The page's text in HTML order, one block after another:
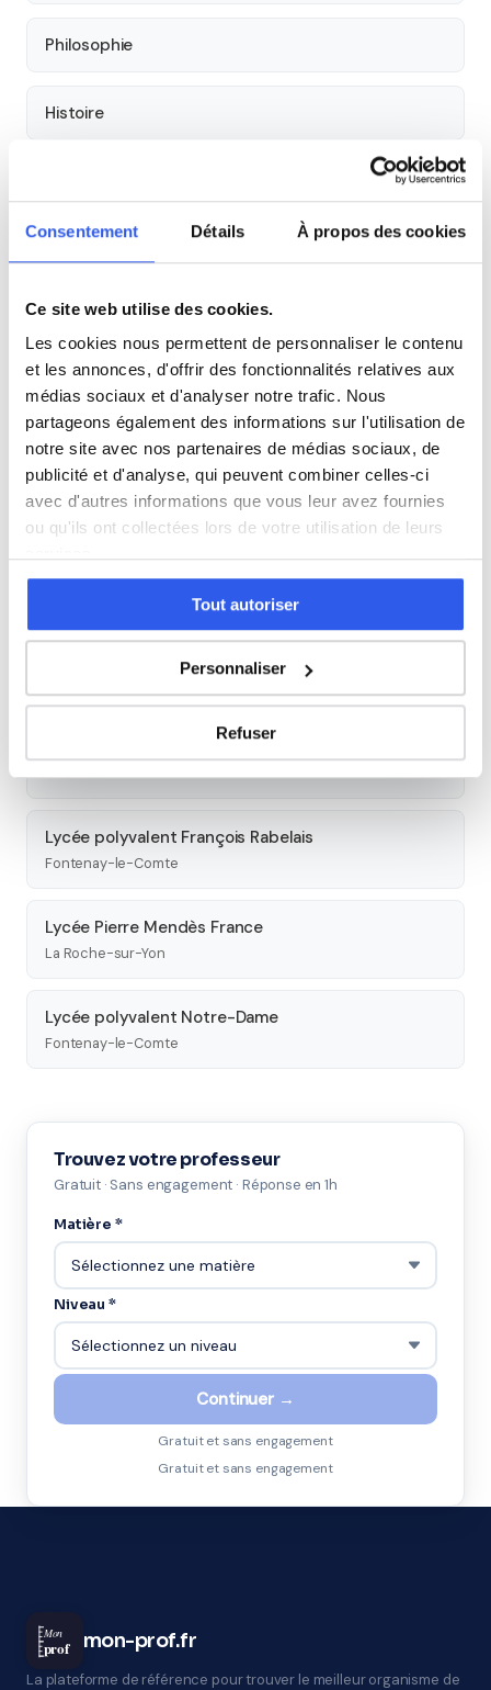
Consentement Détails À propos des cookies
Ce site web utilise des cookies.
Les cookies nous permettent de personnaliser le contenu
et les annonces, d'offrir des fonctionnalités relatives aux
médias sociaux et d'analyser notre trafic. Nous
partageons également des informations sur l'utilisation de
notre site avec nos partenaires de médias sociaux, de
publicité et d'analyse, qui peuvent combiner celles-ci
avec d'autres informations que vous leur avez fournies
ou qu'ils ont collectées lors de votre utilisation de leurs
Tout autoriser
Personnaliser
Refuser
Philosophie
Histoire
Allemand
Cours par niveau
Seconde Première Terminale
Autres lycées à proximité
Lycée professionnel Éric Tabarly
La Roche-sur-Yon
Lycée polyvalent François Rabelais
Fontenay-le-Comte
Lycée Pierre Mendès France
La Roche-sur-Yon
Lycée polyvalent Notre-Dame
Fontenay-le-Comte
Trouvez votre professeur
Gratuit · Sans engagement · Réponse en 1h
Matière *
Niveau *
Continuer →
Gratuit et sans engagement
Gratuit et sans engagement
Mon
prof mon-prof.fr
La plateforme de référence pour trouver le meilleur organisme de